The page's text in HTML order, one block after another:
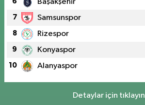
Başakşehir
7 Samsunspor
8 Rizespor
9 Konyaspor
10 Alanyaspor
Detaylar için tıklayın